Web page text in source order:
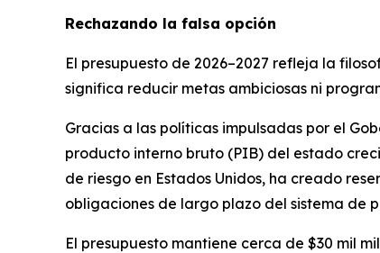
Rechazando la falsa opción
El presupuesto de 2026–2027 refleja la
significa reducir metas ambiciosas ni
Gracias a las políticas impulsadas por el
producto interno bruto (PIB) del estado
de riesgo en Estados Unidos, ha creado
obligaciones de largo plazo del sistema de
El presupuesto mantiene cerca de $30 mil